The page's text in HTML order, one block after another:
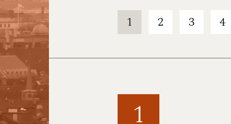
1 2 3 4
1